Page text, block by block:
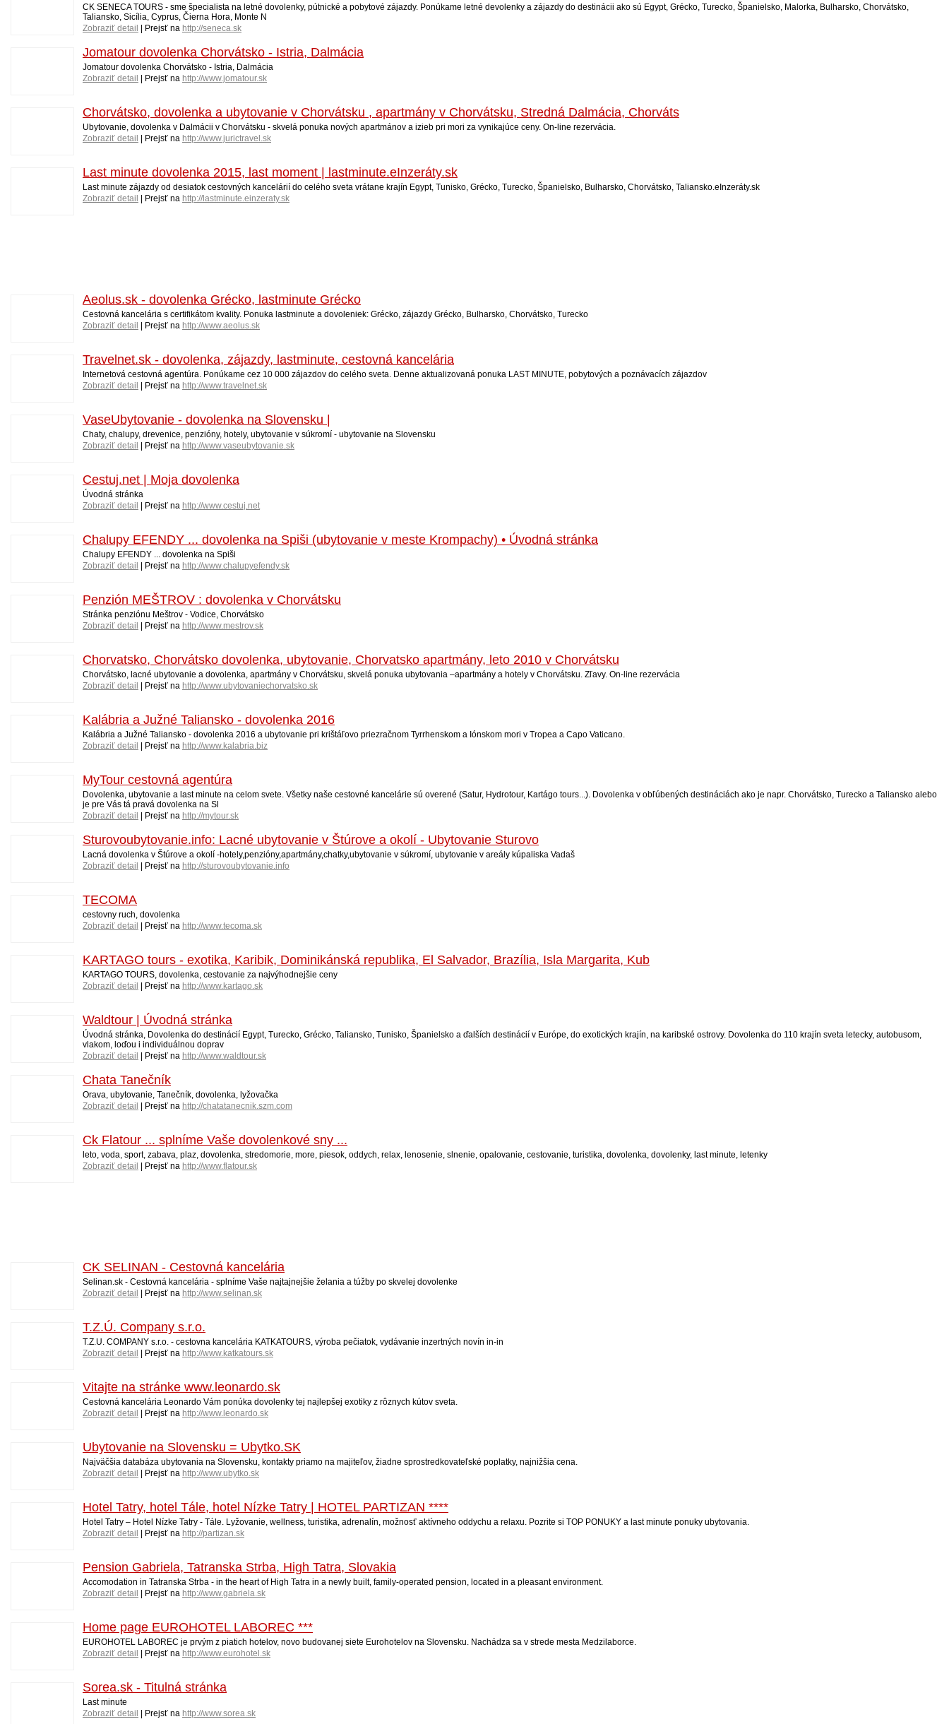
CK SENECA TOURS - sme špecialista na letné dovolenky, pútnické a pobytové zájazdy. Ponúkame letné devolenky a zájazdy do destinácii ako sú Egypt, Grécko, Turecko, Španielsko, Malorka, Bulharsko, Chorvátsko,
Taliansko, Sicília, Cyprus, Čierna Hora, Monte N
Zobraziť detail
| Prejsť na http://seneca.sk
Jomatour dovolenka Chorvátsko - Istria, Dalmácia
Jomatour dovolenka Chorvátsko - Istria, Dalmácia
Zobraziť detail
| Prejsť na http://www.jomatour.sk
Chorvátsko, dovolenka a ubytovanie v Chorvátsku , apartmány v Chorvátsku, Stredná Dalmácia, Chorváts
Ubytovanie, dovolenka v Dalmácii v Chorvátsku - skvelá ponuka nových apartmánov a izieb pri mori za vynikajúce ceny. On-line rezervácia.
Zobraziť detail
| Prejsť na http://www.jurictravel.sk
Last minute dovolenka 2015, last moment | lastminute.eInzeráty.sk
Last minute zájazdy od desiatok cestovných kancelárií do celého sveta vrátane krajín Egypt, Tunisko, Grécko, Turecko, Španielsko, Bulharsko, Chorvátsko, Taliansko.eInzeráty.sk
Zobraziť detail
| Prejsť na http://lastminute.einzeraty.sk
Aeolus.sk - dovolenka Grécko, lastminute Grécko
Cestovná kancelária s certifikátom kvality. Ponuka lastminute a dovoleniek: Grécko, zájazdy Grécko, Bulharsko, Chorvátsko, Turecko
Zobraziť detail
| Prejsť na http://www.aeolus.sk
Travelnet.sk - dovolenka, zájazdy, lastminute, cestovná kancelária
Internetová cestovná agentúra. Ponúkame cez 10 000 zájazdov do celého sveta. Denne aktualizovaná ponuka LAST MINUTE, pobytových a poznávacích zájazdov
Zobraziť detail
| Prejsť na http://www.travelnet.sk
VaseUbytovanie - dovolenka na Slovensku |
Chaty, chalupy, drevenice, penzióny, hotely, ubytovanie v súkromí­ - ubytovanie na Slovensku
Zobraziť detail
| Prejsť na http://www.vaseubytovanie.sk
Cestuj.net | Moja dovolenka
Úvodná stránka
Zobraziť detail
| Prejsť na http://www.cestuj.net
Chalupy EFENDY ... dovolenka na Spiši (ubytovanie v meste Krompachy) • Úvodná stránka
Chalupy EFENDY ... dovolenka na Spiši
Zobraziť detail
| Prejsť na http://www.chalupyefendy.sk
Penzión MEŠTROV : dovolenka v Chorvátsku
Stránka penziónu Meštrov - Vodice, Chorvátsko
Zobraziť detail
| Prejsť na http://www.mestrov.sk
Chorvatsko, Chorvátsko dovolenka, ubytovanie, Chorvatsko apartmány, leto 2010 v Chorvátsku
Chorvátsko, lacné ubytovanie a dovolenka, apartmány v Chorvátsku, skvelá ponuka ubytovania –apartmány a hotely v Chorvátsku. Zľavy. On-line rezervácia
Zobraziť detail
| Prejsť na http://www.ubytovaniechorvatsko.sk
Kalábria a Južné Taliansko - dovolenka 2016
Kalábria a Južné Taliansko - dovolenka 2016 a ubytovanie pri krištáľovo priezračnom Tyrrhenskom a Iónskom mori v Tropea a Capo Vaticano.
Zobraziť detail
| Prejsť na http://www.kalabria.biz
MyTour cestovná agentúra
Dovolenka, ubytovanie a last minute na celom svete. Všetky naše cestovné kancelárie sú overené (Satur, Hydrotour, Kartágo tours...). Dovolenka v obľúbených destináciách ako je napr. Chorvátsko, Turecko a Taliansko alebo
je pre Vás tá pravá dovolenka na Sl
Zobraziť detail
| Prejsť na http://mytour.sk
Sturovoubytovanie.info: Lacné ubytovanie v Štúrove a okolí - Ubytovanie Sturovo
Lacná dovolenka v Štúrove a okolí -hotely,penzióny,apartmány,chatky,ubytovanie v súkromí, ubytovanie v areály kúpaliska Vadaš
Zobraziť detail
| Prejsť na http://sturovoubytovanie.info
TECOMA
cestovny ruch, dovolenka
Zobraziť detail
| Prejsť na http://www.tecoma.sk
KARTAGO tours - exotika, Karibik, Dominikánská republika, El Salvador, Brazília, Isla Margarita, Kub
KARTAGO TOURS, dovolenka, cestovanie za najvýhodnejšie ceny
Zobraziť detail
| Prejsť na http://www.kartago.sk
Waldtour | Úvodná stránka
Úvodná stránka, Dovolenka do destinácií Egypt, Turecko, Grécko, Taliansko, Tunisko, Španielsko a ďalších destinácií v Európe, do exotických krajín, na karibské ostrovy. Dovolenka do 110 krajín sveta letecky, autobusom,
vlakom, loďou i individuálnou doprav
Zobraziť detail
| Prejsť na http://www.waldtour.sk
Chata Tanečník
Orava, ubytovanie, Tanečník, dovolenka, lyžovačka
Zobraziť detail
| Prejsť na http://chatatanecnik.szm.com
Ck Flatour ... splníme Vaše dovolenkové sny ...
leto, voda, sport, zabava, plaz, dovolenka, stredomorie, more, piesok, oddych, relax, lenosenie, slnenie, opalovanie, cestovanie, turistika, dovolenka, dovolenky, last minute, letenky
Zobraziť detail
| Prejsť na http://www.flatour.sk
CK SELINAN - Cestovná kancelária
Selinan.sk - Cestovná kancelária - splníme Vaše najtajnejšie želania a túžby po skvelej dovolenke
Zobraziť detail
| Prejsť na http://www.selinan.sk
T.Z.Ú. Company s.r.o.
T.Z.U. COMPANY s.r.o. - cestovna kancelária KATKATOURS, výroba pečiatok, vydávanie inzertných novín in-in
Zobraziť detail
| Prejsť na http://www.katkatours.sk
Vitajte na stránke www.leonardo.sk
Cestovná kancelária Leonardo Vám ponúka dovolenky tej najlepšej exotiky z rôznych kútov sveta.
Zobraziť detail
| Prejsť na http://www.leonardo.sk
Ubytovanie na Slovensku = Ubytko.SK
Najväčšia databáza ubytovania na Slovensku, kontakty priamo na majiteľov, žiadne sprostredkovateľské poplatky, najnižšia cena.
Zobraziť detail
| Prejsť na http://www.ubytko.sk
Hotel Tatry, hotel Tále, hotel Nízke Tatry | HOTEL PARTIZAN ****
Hotel Tatry – Hotel Nízke Tatry - Tále. Lyžovanie, wellness, turistika, adrenalín, možnosť aktívneho oddychu a relaxu. Pozrite si TOP PONUKY a last minute ponuky ubytovania.
Zobraziť detail
| Prejsť na http://partizan.sk
Pension Gabriela, Tatranska Strba, High Tatra, Slovakia
Accomodation in Tatranska Strba - in the heart of High Tatra in a newly built, family-operated pension, located in a pleasant environment.
Zobraziť detail
| Prejsť na http://www.gabriela.sk
Home page EUROHOTEL LABOREC ***
EUROHOTEL LABOREC je prvým z piatich hotelov, novo budovanej siete Eurohotelov na Slovensku. Nachádza sa v strede mesta Medzilaborce.
Zobraziť detail
| Prejsť na http://www.eurohotel.sk
Sorea.sk - Titulná stránka
Last minute
Zobraziť detail
| Prejsť na http://www.sorea.sk